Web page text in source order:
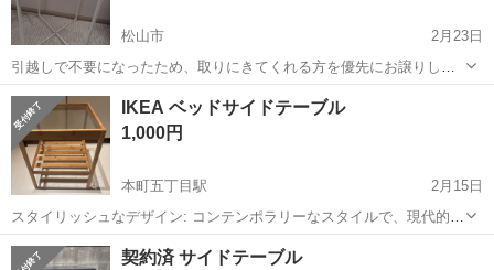
松山市
2月23日
引越しで不要になったため、取りにきてくれる方を優先にお譲りしま
す。
愛媛 松山市 サイドテーブル
IKEA ベッドサイドテーブル
1,000円
本町五丁目駅
2月15日
スタイリッシュなデザイン: コンテンポラリーなスタイルで、現代的な
インテリアにマッチ 商品の寸法 35奥行き x 36幅 x 45高さ cm 商品の
状態:目立った傷や汚れなし 半年ほど使用していましたが、インテリア
愛媛 松山市 本町五丁目駅 テーブル
契約済 サイドテーブル